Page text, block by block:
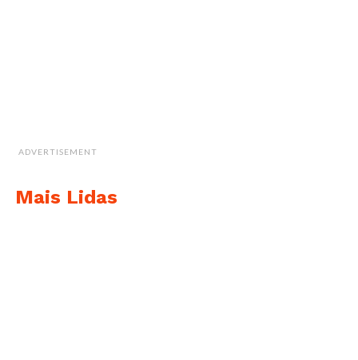
ADVERTISEMENT
Mais Lidas